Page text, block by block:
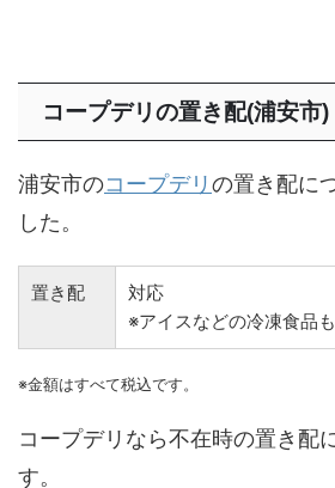
コープデリの置き配(浦安市)
浦安市のコープデリの置き配に
した。
置き配
対応
※アイスなどの冷凍食品
※金額はすべて税込です。
コープデリなら不在時の置き配
す。